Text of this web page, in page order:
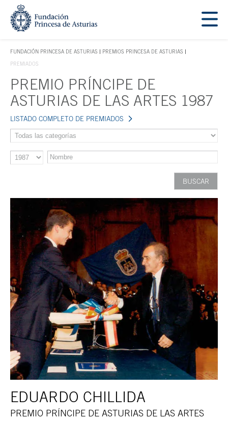
Saltar navegación. Ir directamente al contenido principal
FUNDACIÓN PRINCESA DE ASTURIAS
TECLA DE ACCESO 1
PREMIOS PRINCESA DE ASTURIAS
PREMIADOS
Contenido principal
PREMIO PRÍNCIPE DE
ASTURIAS DE LAS ARTES 1987
LISTADO COMPLETO DE PREMIADOS
EDUARDO CHILLIDA
PREMIO PRÍNCIPE DE ASTURIAS DE LAS ARTES